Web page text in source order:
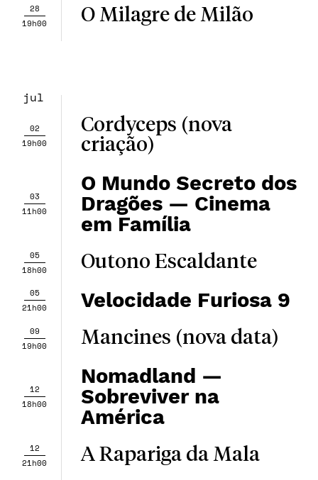
28
19h00
O Milagre de Milão
jul
02
19h00
Cordyceps (nova
criação)
03
11h00
O Mundo Secreto dos
Dragões — Cinema
em Família
05
18h00
Outono Escaldante
05
21h00
Velocidade Furiosa 9
09
19h00
Mancines (nova data)
12
18h00
Nomadland —
Sobreviver na
América
12
21h00
A Rapariga da Mala